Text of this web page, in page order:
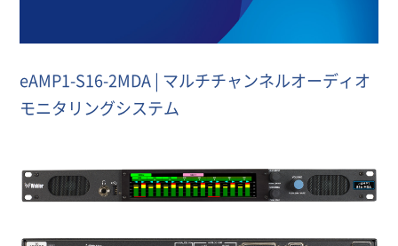
eAMP1-S16-2MDA | マルチチャンネルオーディオ
モニタリングシステム